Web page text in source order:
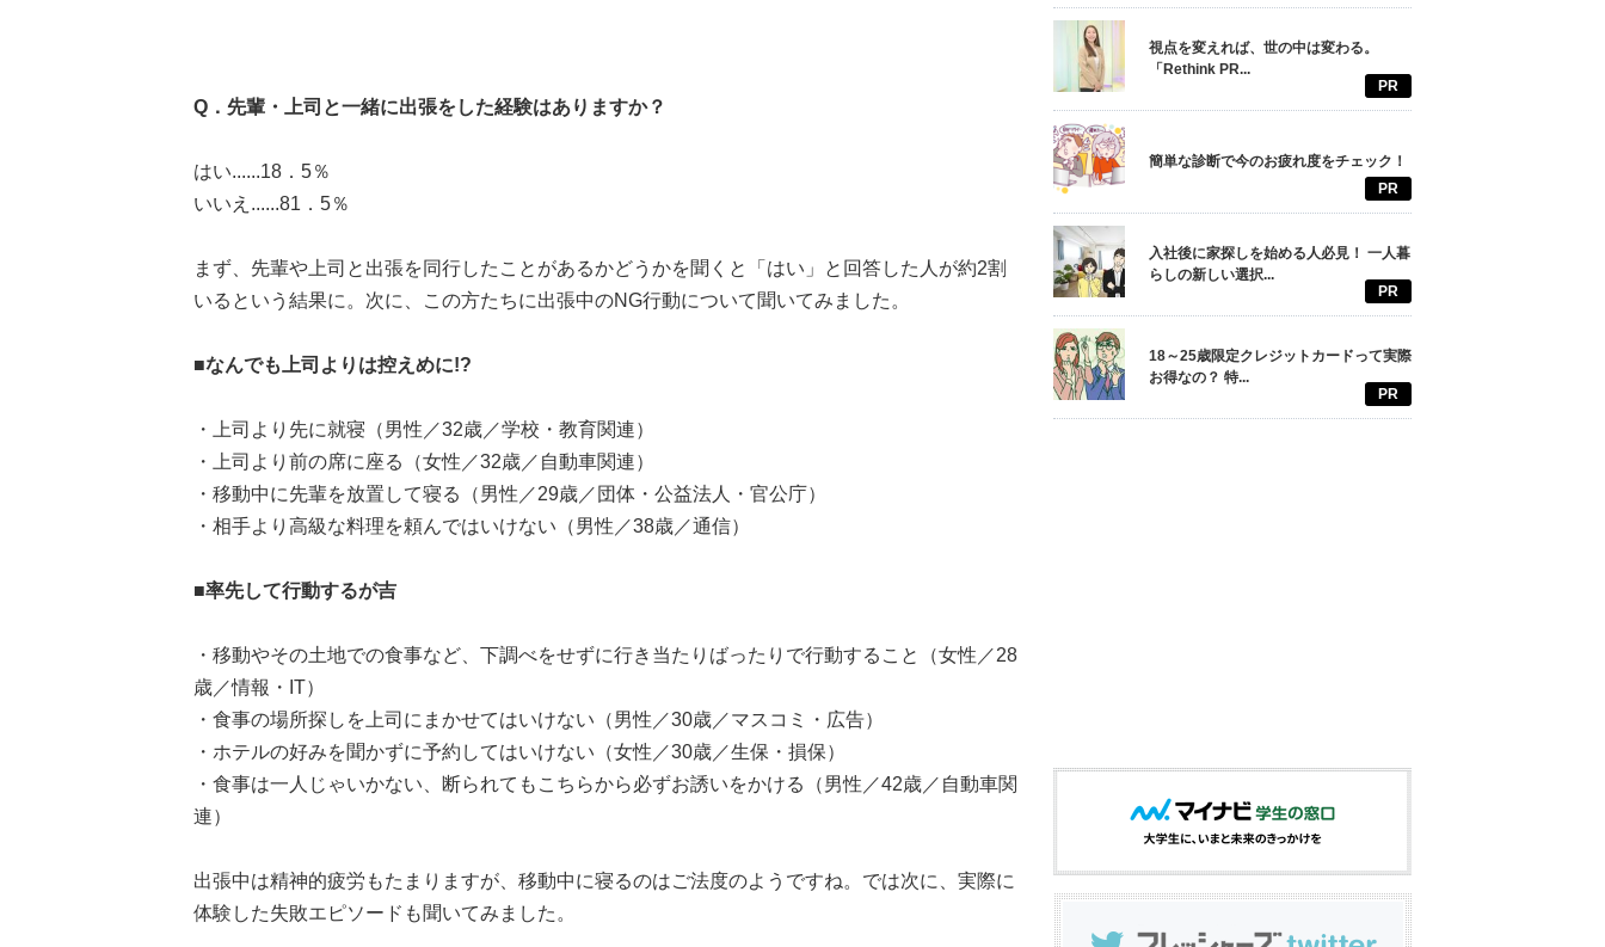
Q．先輩・上司と一緒に出張をした経験はありますか？
はい......18．5％
いいえ......81．5％
まず、先輩や上司と出張を同行したことがあるかどうかを聞くと「はい」と回答した人が約2割
いるという結果に。次に、この方たちに出張中のNG行動について聞いてみました。
■なんでも上司よりは控えめに!?
・上司より先に就寝（男性／32歳／学校・教育関連）
・上司より前の席に座る（女性／32歳／自動車関連）
・移動中に先輩を放置して寝る（男性／29歳／団体・公益法人・官公庁）
・相手より高級な料理を頼んではいけない（男性／38歳／通信）
■率先して行動するが吉
・移動やその土地での食事など、下調べをせずに行き当たりばったりで行動すること（女性／28
歳／情報・IT）
・食事の場所探しを上司にまかせてはいけない（男性／30歳／マスコミ・広告）
・ホテルの好みを聞かずに予約してはいけない（女性／30歳／生保・損保）
・食事は一人じゃいかない、断られてもこちらから必ずお誘いをかける（男性／42歳／自動車関
連）
出張中は精神的疲労もたまりますが、移動中に寝るのはご法度のようですね。では次に、実際に
体験した失敗エピソードも聞いてみました。
視点を変えれば、世の中は変わる。
「Rethink PR...
PR
簡単な診断で今のお疲れ度をチェック！
PR
入社後に家探しを始める人必見！ 一人暮
らしの新しい選択...
PR
18～25歳限定クレジットカードって実際
お得なの？ 特...
PR